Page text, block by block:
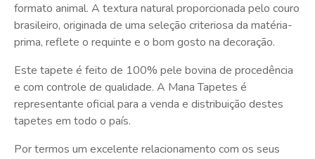
formato animal. A textura natural proporcionada pelo couro
brasileiro, originada de uma seleção criteriosa da matéria-
prima, reflete o requinte e o bom gosto na decoração.
Este tapete é feito de 100% pele bovina de procedência
e com controle de qualidade. A Mana Tapetes é
representante oficial para a venda e distribuição destes
tapetes em todo o país.
Por termos um excelente relacionamento com os seus